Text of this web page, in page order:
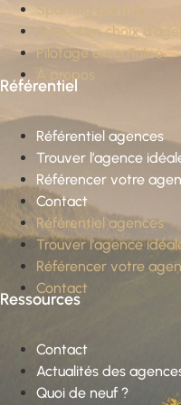
Sparring partner
Conseil en choix
Pilotage externalisé
À propos
Référentiel
Référentiel agences
Trouver l’agence
Référencer votre
Contact
Référentiel agences
Trouver l’agence
Référencer votre
Contact
Ressources
Contact
Actualités des
Quoi de neuf ?